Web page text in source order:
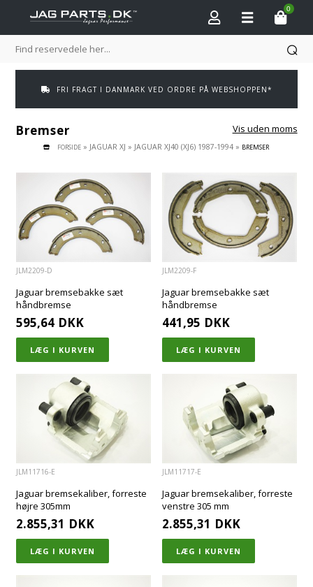
0
FRI FRAGT I DANMARK VED ORDRE PÅ WEBSHOPPEN*
Bremser
FORSIDE » JAGUAR XJ » JAGUAR XJ40 (XJ6) 1987-1994 » BREMSER
Vis uden moms
JLM2209-D
Jaguar bremsebakke sæt
håndbremse
595,64 DKK
JLM2209-F
Jaguar bremsebakke sæt
håndbremse
441,95 DKK
JLM11716-E
Jaguar bremsekaliber, forreste
højre 305mm
2.855,31 DKK
JLM11717-E
Jaguar bremsekaliber, forreste
venstre 305 mm
2.855,31 DKK